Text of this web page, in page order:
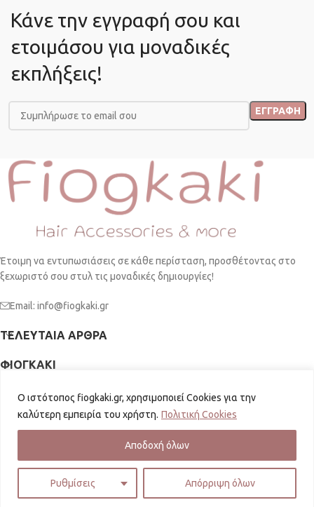
Ο ιστότοπος fiogkaki.gr, χρησιμοποιεί Cookies για την
καλύτερη εμπειρία του χρήστη. Πολιτική Cookies
Ρυθμίσεις Απόρριψη όλων
Αποδοχή όλων
Κάνε την εγγραφή σου και
ετοιμάσου για μοναδικές
εκπλήξεις!
Έτοιμη να εντυπωσιάσεις σε κάθε περίσταση, προσθέτοντας στο
ξεχωριστό σου στυλ τις μοναδικές δημιουργίες!
Email: info@fiogkaki.gr
ΤΕΛΕΥΤΑΊΑ ΆΡΘΡΑ
ΦΙΟΓΚΑΚΙ
ΠΛΗΡΟΦΟΡΙΕΣ
SOCIAL MEDIA
2026 | Powered by